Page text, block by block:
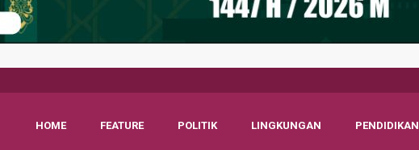
HOME FEATURE POLITIK LINGKUNGAN PENDIDIKAN